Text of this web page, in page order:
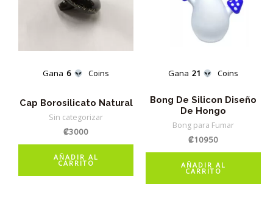
Gana 6 Coins
Cap Borosilicato Natural
Sin categorizar
₡3000
AÑADIR AL
CARRITO
Gana 21 Coins
Bong De Silicon Diseño
De Hongo
Bong para Fumar
₡10950
AÑADIR AL
CARRITO